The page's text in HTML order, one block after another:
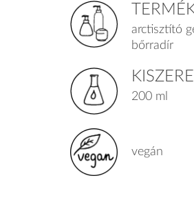
arctisztító
bőrradír
200 ml
vegán